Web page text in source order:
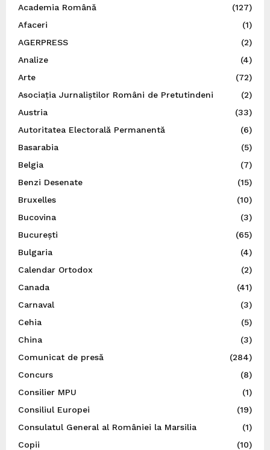
Academia Română
(127)
Afaceri
(1)
AGERPRESS
(2)
Analize
(4)
Arte
(72)
Asociația Jurnaliștilor Români de Pretutindeni
(2)
Austria
(33)
Autoritatea Electorală Permanentă
(6)
Basarabia
(5)
Belgia
(7)
Benzi Desenate
(15)
Bruxelles
(10)
Bucovina
(3)
București
(65)
Bulgaria
(4)
Calendar Ortodox
(2)
Canada
(41)
Carnaval
(3)
Cehia
(5)
China
(3)
Comunicat de presă
(284)
Concurs
(8)
Consilier MPU
(1)
Consiliul Europei
(19)
Consulatul General al României la Marsilia
(1)
Copii
(10)